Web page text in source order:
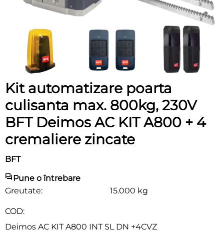
Kit automatizare poarta
culisanta max. 800kg, 230V
BFT Deimos AC KIT A800 + 4
cremaliere zincate
BFT
Pune o întrebare
Greutate:
15.000 kg
COD:
Deimos AC KIT A800 INT SL DN +4CVZ